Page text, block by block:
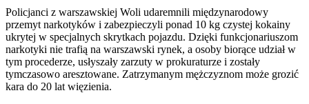
Policjanci z warszawskiej Woli udaremnili międzynarodowy
przemyt narkotyków i zabezpieczyli ponad 10 kg czystej kokainy
ukrytej w specjalnych skrytkach pojazdu. Dzięki funkcjonariuszom
narkotyki nie trafią na warszawski rynek, a osoby biorące udział w
tym procederze, usłyszały zarzuty w prokuraturze i zostały
tymczasowo aresztowane. Zatrzymanym mężczyznom może grozić
kara do 20 lat więzienia.